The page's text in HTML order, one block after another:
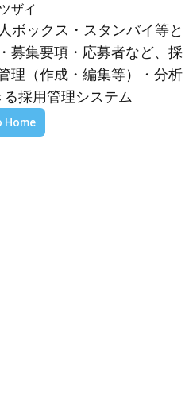
ザイ
ボックス・スタンバイ等と
募集要項・応募者など、採
理（作成・編集等）・分析
採用管理システム
Home